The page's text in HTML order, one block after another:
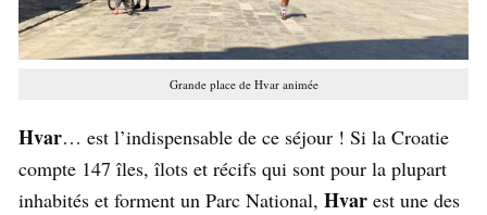
Grande place de Hvar animée
Hvar… est l’indispensable de ce séjour ! Si la Croatie
compte 147 îles, îlots et récifs qui sont pour la plupart
inhabités et forment un Parc National, Hvar est une des